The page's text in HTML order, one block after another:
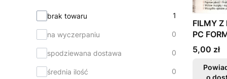
Dostępność
brak towaru 1
na wyczerpaniu 0
spodziewana dostawa 0
średnia ilość 0
FILMY Z
PC
PO
TANIO
Cena
5,00 zł
o